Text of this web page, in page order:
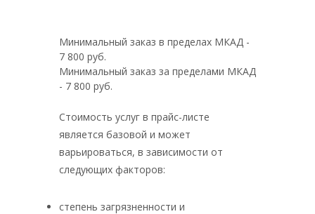
Минимальный заказ в пределах МКАД -
7 800 руб.
Минимальный заказ за пределами МКАД
- 7 800 руб.
Стоимость услуг в прайс-листе
является базовой и может
варьироваться, в зависимости от
следующих факторов:
степень загрязненности и